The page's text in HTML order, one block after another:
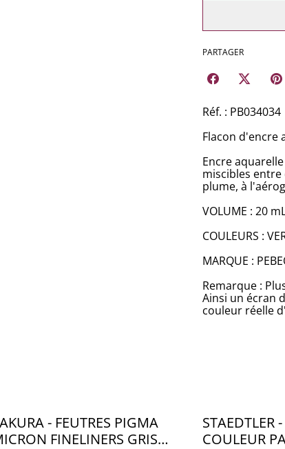
PARTAGER
Réf. : PB034034
Flacon d'encre
Encre
miscibles entre
plume, à
VOLUME : 20
COULEURS :
MARQUE :
Remarque :
Ainsi un écran
couleur réelle
- FEUTRES PIGMA
FINELINERS GRIS
STAEDTLER
COULEUR